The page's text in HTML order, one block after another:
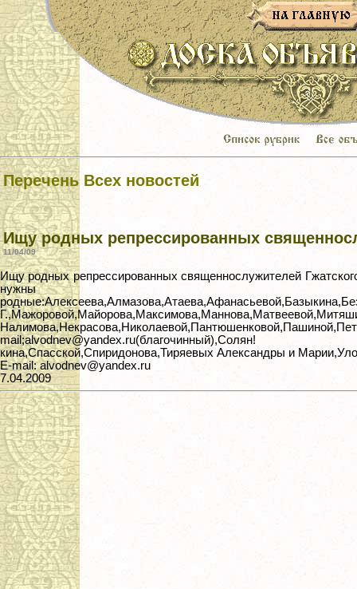
Перечень Всех новостей
Ищу родных репрессированных
11/04/09
Ищу родных репрессированных священнослужителей
нужны
mail;alvodnev@yandex.ru(благочинный),Солян!
кина,Спасской,Спиридонова,Тиряевых Александры и
E-mail: alvodnev@yandex.ru
7.04.2009